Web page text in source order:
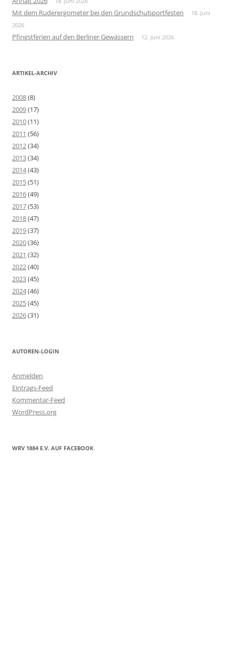
Mit dem Ruderergometer bei den Grundschulsportfesten
18. Juni
2026
Pfingstferien auf den Berliner Gewässern 12. Juni 2026
ARTIKEL-ARCHIV
2008(8)
2009(17)
2010(11)
2011 (56)
2012(34)
2013(34)
2014(43)
2015(51)
2016(49)
2017(53)
2018(47)
2019(37)
2020(36)
2021 (32)
2022(40)
2023(45)
2024(46)
2025(45)
2026(31)
AUTOREN-LOGIN
Anmelden
Eintrags-Feed
Kommentar-Feed
WordPress.org
WRV 1884 E.V. AUF FACEBOOK